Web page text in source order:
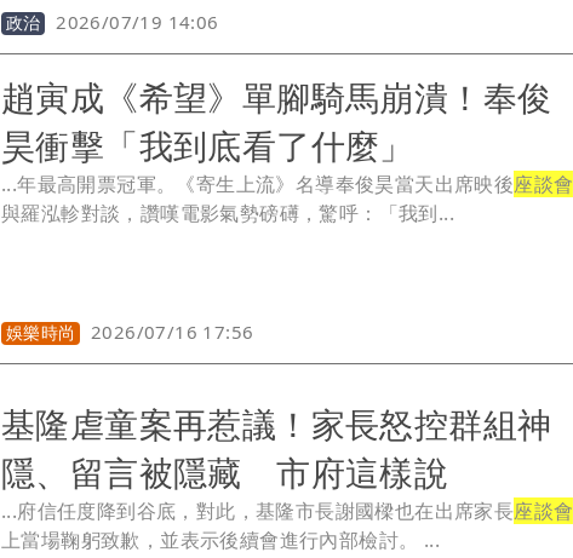
政治 2026/07/19 14:06
趙寅成《希望》單腳騎馬崩潰！奉俊
昊衝擊「我到底看了什麼」
...年最高開票冠軍。《寄生上流》名導奉俊昊當天出席映後座談會
與羅泓軫對談，讚嘆電影氣勢磅礡，驚呼：「我到...
娛樂時尚 2026/07/16 17:56
基隆虐童案再惹議！家長怒控群組神
隱、留言被隱藏 市府這樣說
...府信任度降到谷底，對此，基隆市長謝國樑也在出席家長座談會
上當場鞠躬致歉，並表示後續會進行內部檢討。 ...